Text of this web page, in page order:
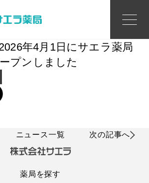
年4月1日にサエラ薬局
プンしました
ニュース一覧 次の記事へ
薬局を探す